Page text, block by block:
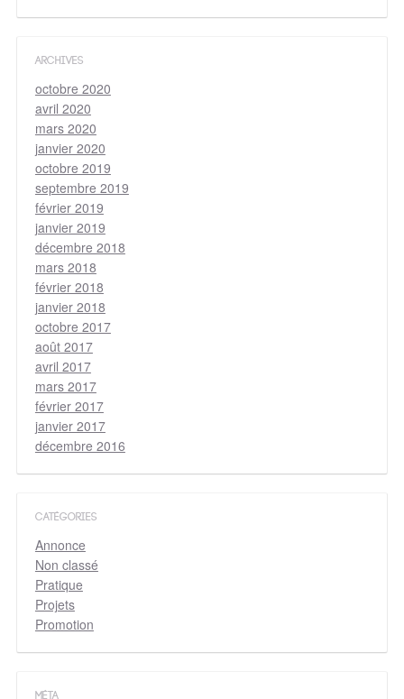
ARCHIVES
octobre 2020
avril 2020
mars 2020
janvier 2020
octobre 2019
septembre 2019
février 2019
janvier 2019
décembre 2018
mars 2018
février 2018
janvier 2018
octobre 2017
août 2017
avril 2017
mars 2017
février 2017
janvier 2017
décembre 2016
CATÉGORIES
Annonce
Non classé
Pratique
Projets
Promotion
MÉTA